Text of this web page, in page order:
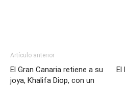
Artículo anterior
El Gran Canaria retiene a su
joya, Khalifa Diop, con un
El